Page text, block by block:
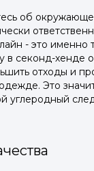
об
- это именно
в секонд-хенде
отходы и
Это
углеродный